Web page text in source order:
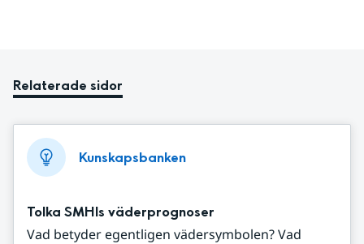
Relaterade sidor
Kunskapsbanken
Tolka SMHIs väderprognoser
Vad betyder egentligen vädersymbolen? Vad